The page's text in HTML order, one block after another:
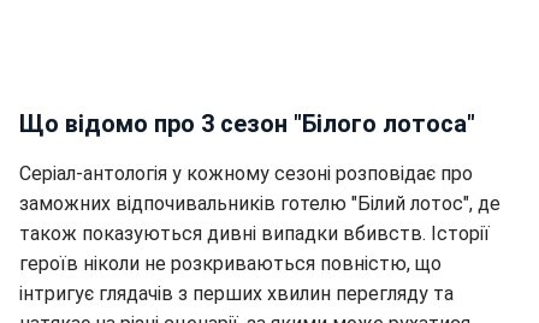
Що відомо про 3 сезон "Білого лотоса"
Серіал-антологія у кожному сезоні розповідає про
заможних відпочивальників готелю "Білий лотос", де
також показуються дивні випадки вбивств. Історії
героїв ніколи не розкриваються повністю, що
інтригує глядачів з перших хвилин перегляду та